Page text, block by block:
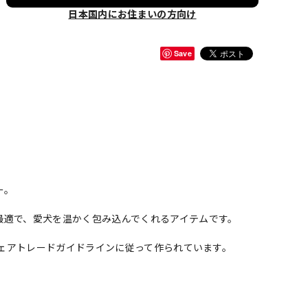
日本国内にお住まいの方向け
Save
で、愛犬を温かく包み込んでくれるアイテムです。
トレードガイドラインに従って作られています。